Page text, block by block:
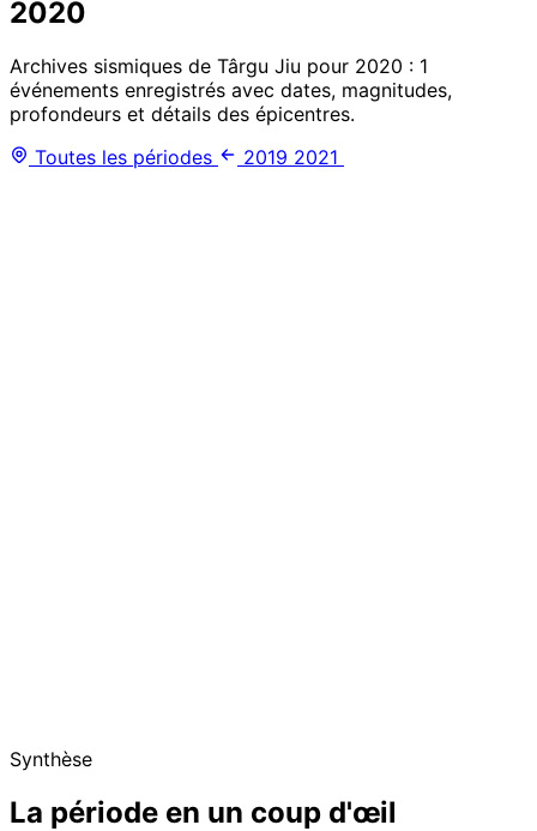
2020
Archives sismiques de Târgu Jiu pour 2020 : 1
événements enregistrés avec dates, magnitudes,
profondeurs et détails des épicentres.
Toutes les périodes
2019 2021
Synthèse
La période en un coup d'œil